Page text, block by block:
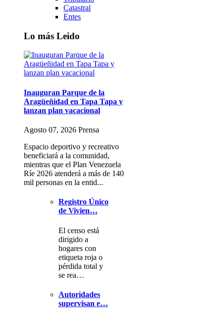
Catastral
Entes
Lo más Leido
Inauguran Parque de la
Aragüeñidad en Tapa Tapa y
lanzan plan vacacional
Agosto 07, 2026 Prensa
Espacio deportivo y recreativo
beneficiará a la comunidad,
mientras que el Plan Venezuela
Ríe 2026 atenderá a más de 140
mil personas en la entid...
Registro Único
de Vivien…
El censo está
dirigido a
hogares con
etiqueta roja o
pérdida total y
se rea…
Autoridades
supervisan e…